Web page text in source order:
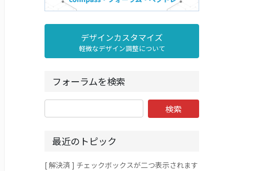
デザインカスタマイズ
軽微なデザイン調整について
フォーラムを検索
最近のトピック
[ 解決済 ] チェックボックスが二つ表示されます